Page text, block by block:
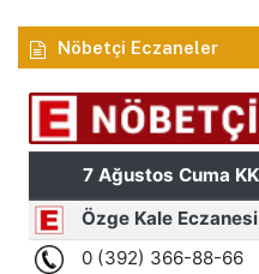
Nöbetçi Eczaneler